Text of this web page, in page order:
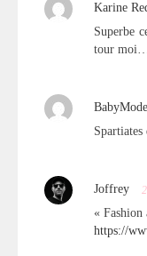
Karine
Superbe
tour
Spartiates
Joffrey
« Fashion
https://